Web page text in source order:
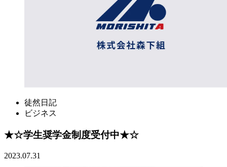
徒然日記
ビジネス
★☆学生奨学金制度受付中★☆
2023.07.31